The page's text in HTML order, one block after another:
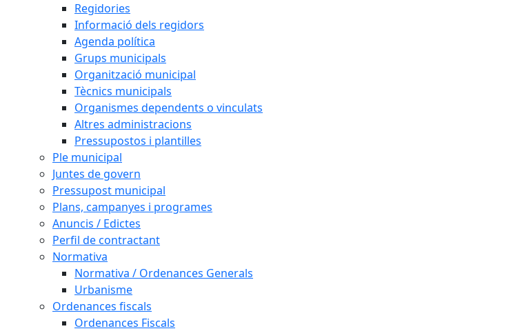
Regidories
Informació dels regidors
Agenda política
Grups municipals
Organització municipal
Tècnics municipals
Organismes dependents o vinculats
Altres administracions
Pressupostos i plantilles
Ple municipal
Juntes de govern
Pressupost municipal
Plans, campanyes i programes
Anuncis / Edictes
Perfil de contractant
Normativa
Normativa / Ordenances Generals
Urbanisme
Ordenances fiscals
Ordenances Fiscals